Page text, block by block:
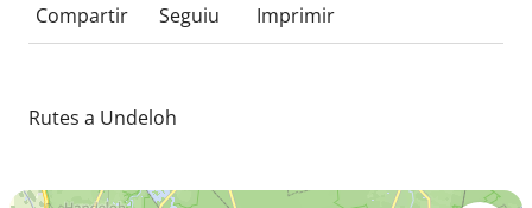
Compartir Seguiu Imprimir
Rutes a Undeloh